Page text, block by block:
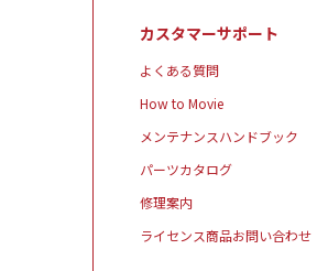
カスタマーサポート
よくある質問
How to Movie
メンテナンスハンドブック
パーツカタログ
修理案内
ライセンス商品お問い合わせ